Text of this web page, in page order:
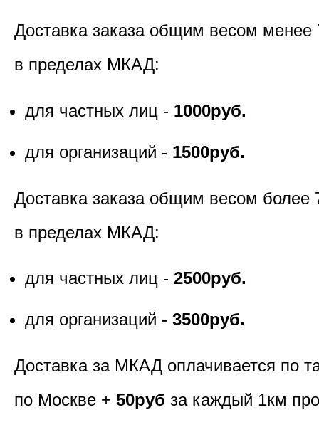
Доставка заказа общим весом менее
в пределах МКАД:
для частных лиц - 1000руб.
для организаций - 1500руб.
Доставка заказа общим весом более
в пределах МКАД:
для частных лиц - 2500руб.
для организаций - 3500руб.
Доставка за МКАД оплачивается по
по Москве + 50руб за каждый 1км